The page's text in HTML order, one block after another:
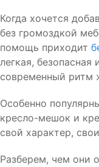
Когда хочется
без громоздкой
помощь приходит
легкая, безопасная
современный ритм
Особенно
кресло-мешок и
свой характер,
Разберем, чем они